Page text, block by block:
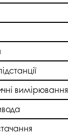
вимірювання